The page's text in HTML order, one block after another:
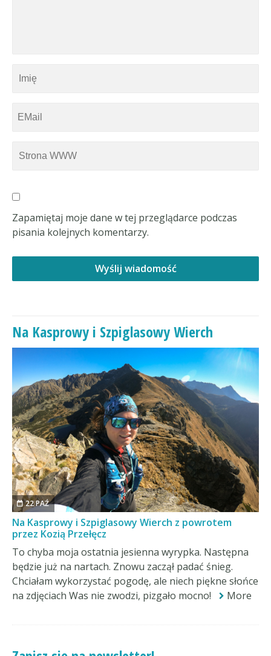
Zapamiętaj moje dane w tej przeglądarce podczas
pisania kolejnych komentarzy.
Na Kasprowy i Szpiglasowy Wierch
22 PAŹ
Na Kasprowy i Szpiglasowy Wierch z powrotem
przez Kozią Przełęcz
To chyba moja ostatnia jesienna wyrypka. Następna
będzie już na nartach. Znowu zaczął padać śnieg.
Chciałam wykorzystać pogodę, ale niech piękne słońce
na zdjęciach Was nie zwodzi, pizgało mocno!
More